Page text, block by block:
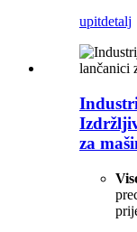
upitdetalj
za